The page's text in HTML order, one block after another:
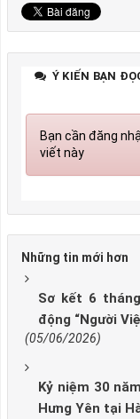
Ý KIẾN BẠN
Bạn cần đăng
viết này
Những tin mới hơn
Sơ kết 6
động “Người
(05/06/2026)
Kỷ niệm 30
Hưng Yên tại